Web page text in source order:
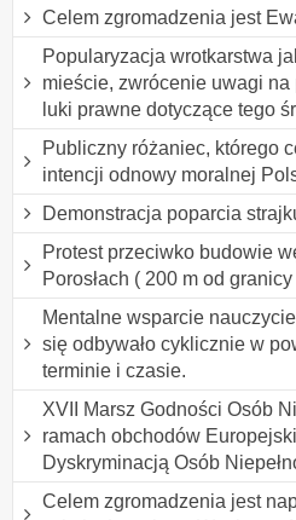
Celem zgromadzenia jest
Popularyzacja wrotkarstwa
mieście, zwrócenie uwagi na
luki prawne dotyczące tego
Publiczny różaniec, którego
intencji odnowy moralnej
Demonstracja poparcia
Protest przeciwko budowie
Porosłach ( 200 m od
Mentalne wsparcie
się odbywało cyklicznie w
terminie i czasie.
XVII Marsz Godności Osób
ramach obchodów
Dyskryminacją Osób
Celem zgromadzenia jest